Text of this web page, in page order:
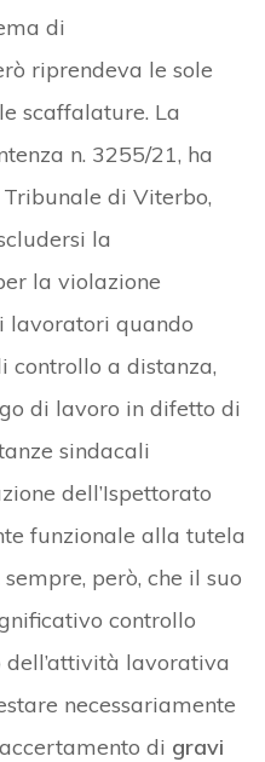
di
riprendeva le sole
scaffalature. La
n. 3255/21, ha
di Viterbo,
la
la violazione
lavoratori quando
controllo a distanza,
di lavoro in difetto di
sindacali
dell’Ispettorato
funzionale alla tutela
però, che il suo
controllo
dell’attività lavorativa
necessariamente
di gravi